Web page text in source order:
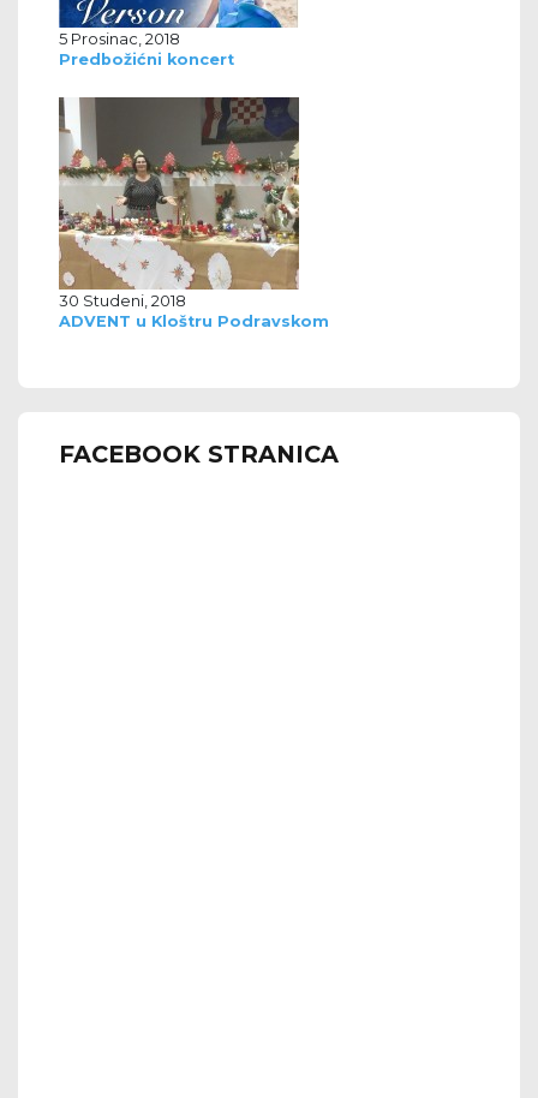
5 Prosinac, 2018
Predbožićni koncert
30 Studeni, 2018
ADVENT u Kloštru Podravskom
FACEBOOK STRANICA